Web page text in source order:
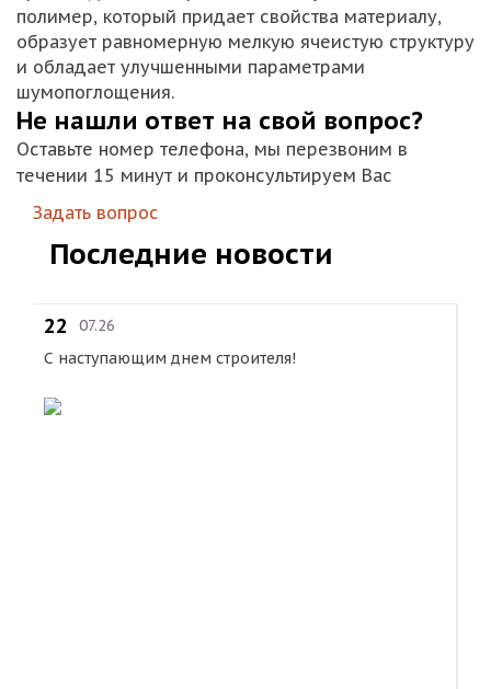
полимер, который придает свойства материалу,
образует равномерную мелкую ячеистую структуру
и обладает улучшенными параметрами
шумопоглощения.
Не нашли ответ на свой вопрос?
Оставьте номер телефона, мы перезвоним в
течении 15 минут и проконсультируем Вас
Задать вопрос
Последние новости
22
07.26
С наступающим днем строителя!